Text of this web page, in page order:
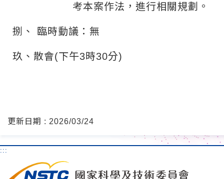
考本案作法，進行相關規劃。
捌、 臨時動議：無
玖、散會(下午3時30分)
更新日期 : 2026/03/24
:::